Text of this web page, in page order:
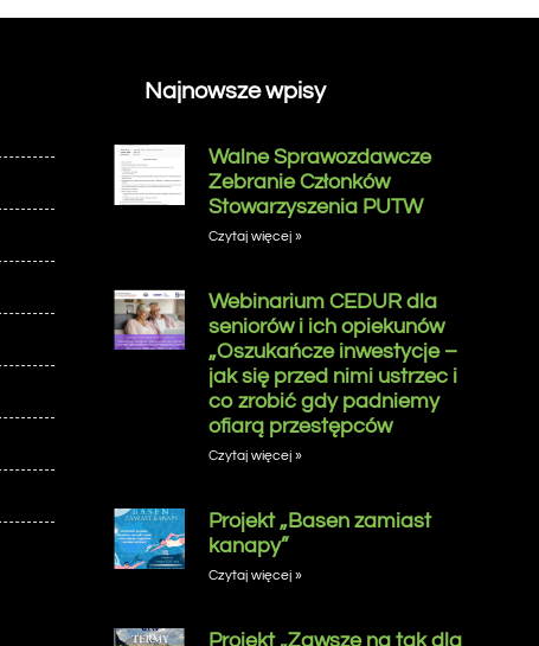
Najnowsze wpisy
Walne Sprawozdawcze
Zebranie Członków
Stowarzyszenia PUTW
Czytaj więcej »
Webinarium CEDUR dla
seniorów i ich opiekunów
„Oszukańcze inwestycje –
jak się przed nimi ustrzec i
co zrobić gdy padniemy
ofiarą przestępców
Czytaj więcej »
Projekt „Basen zamiast
kanapy”
Czytaj więcej »
Projekt „Zawsze na tak dla